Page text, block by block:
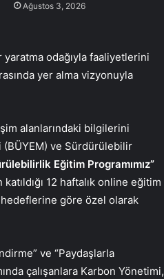
Ağustos 3, 2026
yaratma odağıyla faaliyetlerini
yer alma vizyonuyla
alanlarındaki bilgilerini
(BÜYEM) ve Sürdürülebilir
Eğitim Programımız”
12 haftalık online eğitim
hedeflerine göre özel olarak
ve “Paydaşlarla
çalışanlara Karbon Yönetimi,